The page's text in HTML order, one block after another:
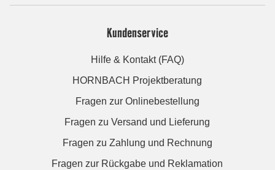
Kundenservice
Hilfe & Kontakt (FAQ)
HORNBACH Projektberatung
Fragen zur Onlinebestellung
Fragen zu Versand und Lieferung
Fragen zu Zahlung und Rechnung
Fragen zur Rückgabe und Reklamation